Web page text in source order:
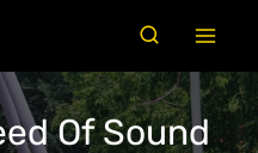
Of Sound